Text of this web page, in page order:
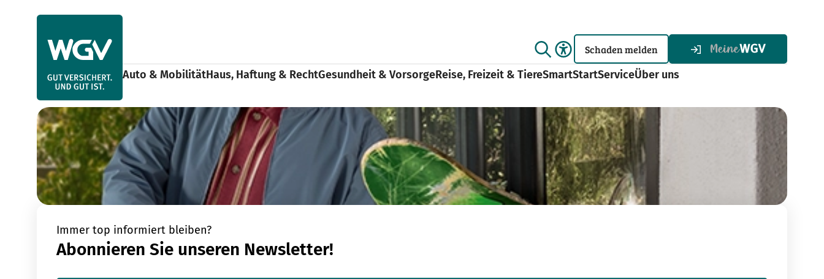
Schaden melden
Auto & MobilitätHaus, Haftung & RechtGesundheit & VorsorgeReise, Freizeit & TiereSmartStartServiceÜber uns
Home
Ratgeber Haftpflicht & Recht
Immer top informiert bleiben?
Abonnieren Sie unseren Newsletter!